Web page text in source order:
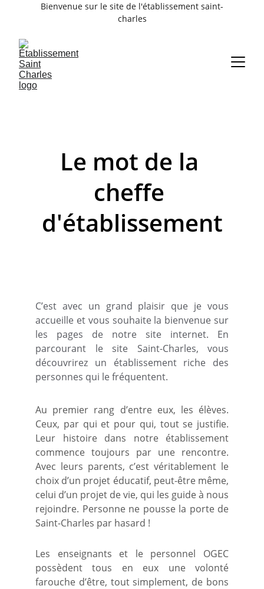
Bienvenue sur le site de l'établissement saint-
charles
Le mot de la
cheffe
d'établissement
C’est avec un grand plaisir que je vous
accueille et vous souhaite la bienvenue sur
les pages de notre site internet. En
parcourant le site Saint-Charles, vous
découvrirez un établissement riche des
personnes qui le fréquentent.
Au premier rang d’entre eux, les élèves.
Ceux, par qui et pour qui, tout se justifie.
Leur histoire dans notre établissement
commence toujours par une rencontre.
Avec leurs parents, c’est véritablement le
choix d’un projet éducatif, peut-être même,
celui d’un projet de vie, qui les guide à nous
rejoindre. Personne ne pousse la porte de
Saint-Charles par hasard !
Les enseignants et le personnel OGEC
possèdent tous en eux une volonté
farouche d’être, tout simplement, de bons